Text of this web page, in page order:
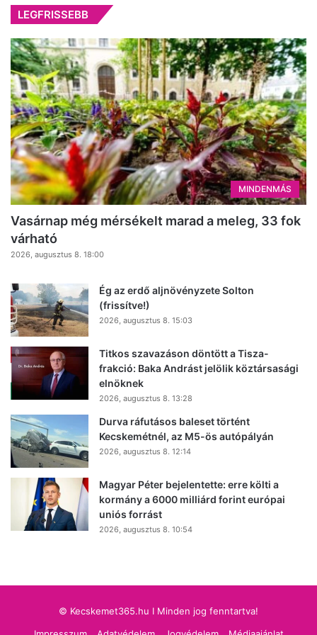
LEGFRISSEBB
MINDENMÁS
Vasárnap még mérsékelt marad a meleg, 33 fok
várható
2026, augusztus 8. 18:00
Ég az erdő aljnövényzete Solton
(frissítve!)
2026, augusztus 8. 15:03
Titkos szavazáson döntött a Tisza-
frakció: Baka Andrást jelölik köztársasági
elnöknek
2026, augusztus 8. 13:28
Durva ráfutásos baleset történt
Kecskemétnél, az M5-ös autópályán
2026, augusztus 8. 12:14
Magyar Péter bejelentette: erre költi a
kormány a 6000 milliárd forint európai
uniós forrást
2026, augusztus 8. 10:54
© Kecskemet365.hu I Minden jog fenntartva!